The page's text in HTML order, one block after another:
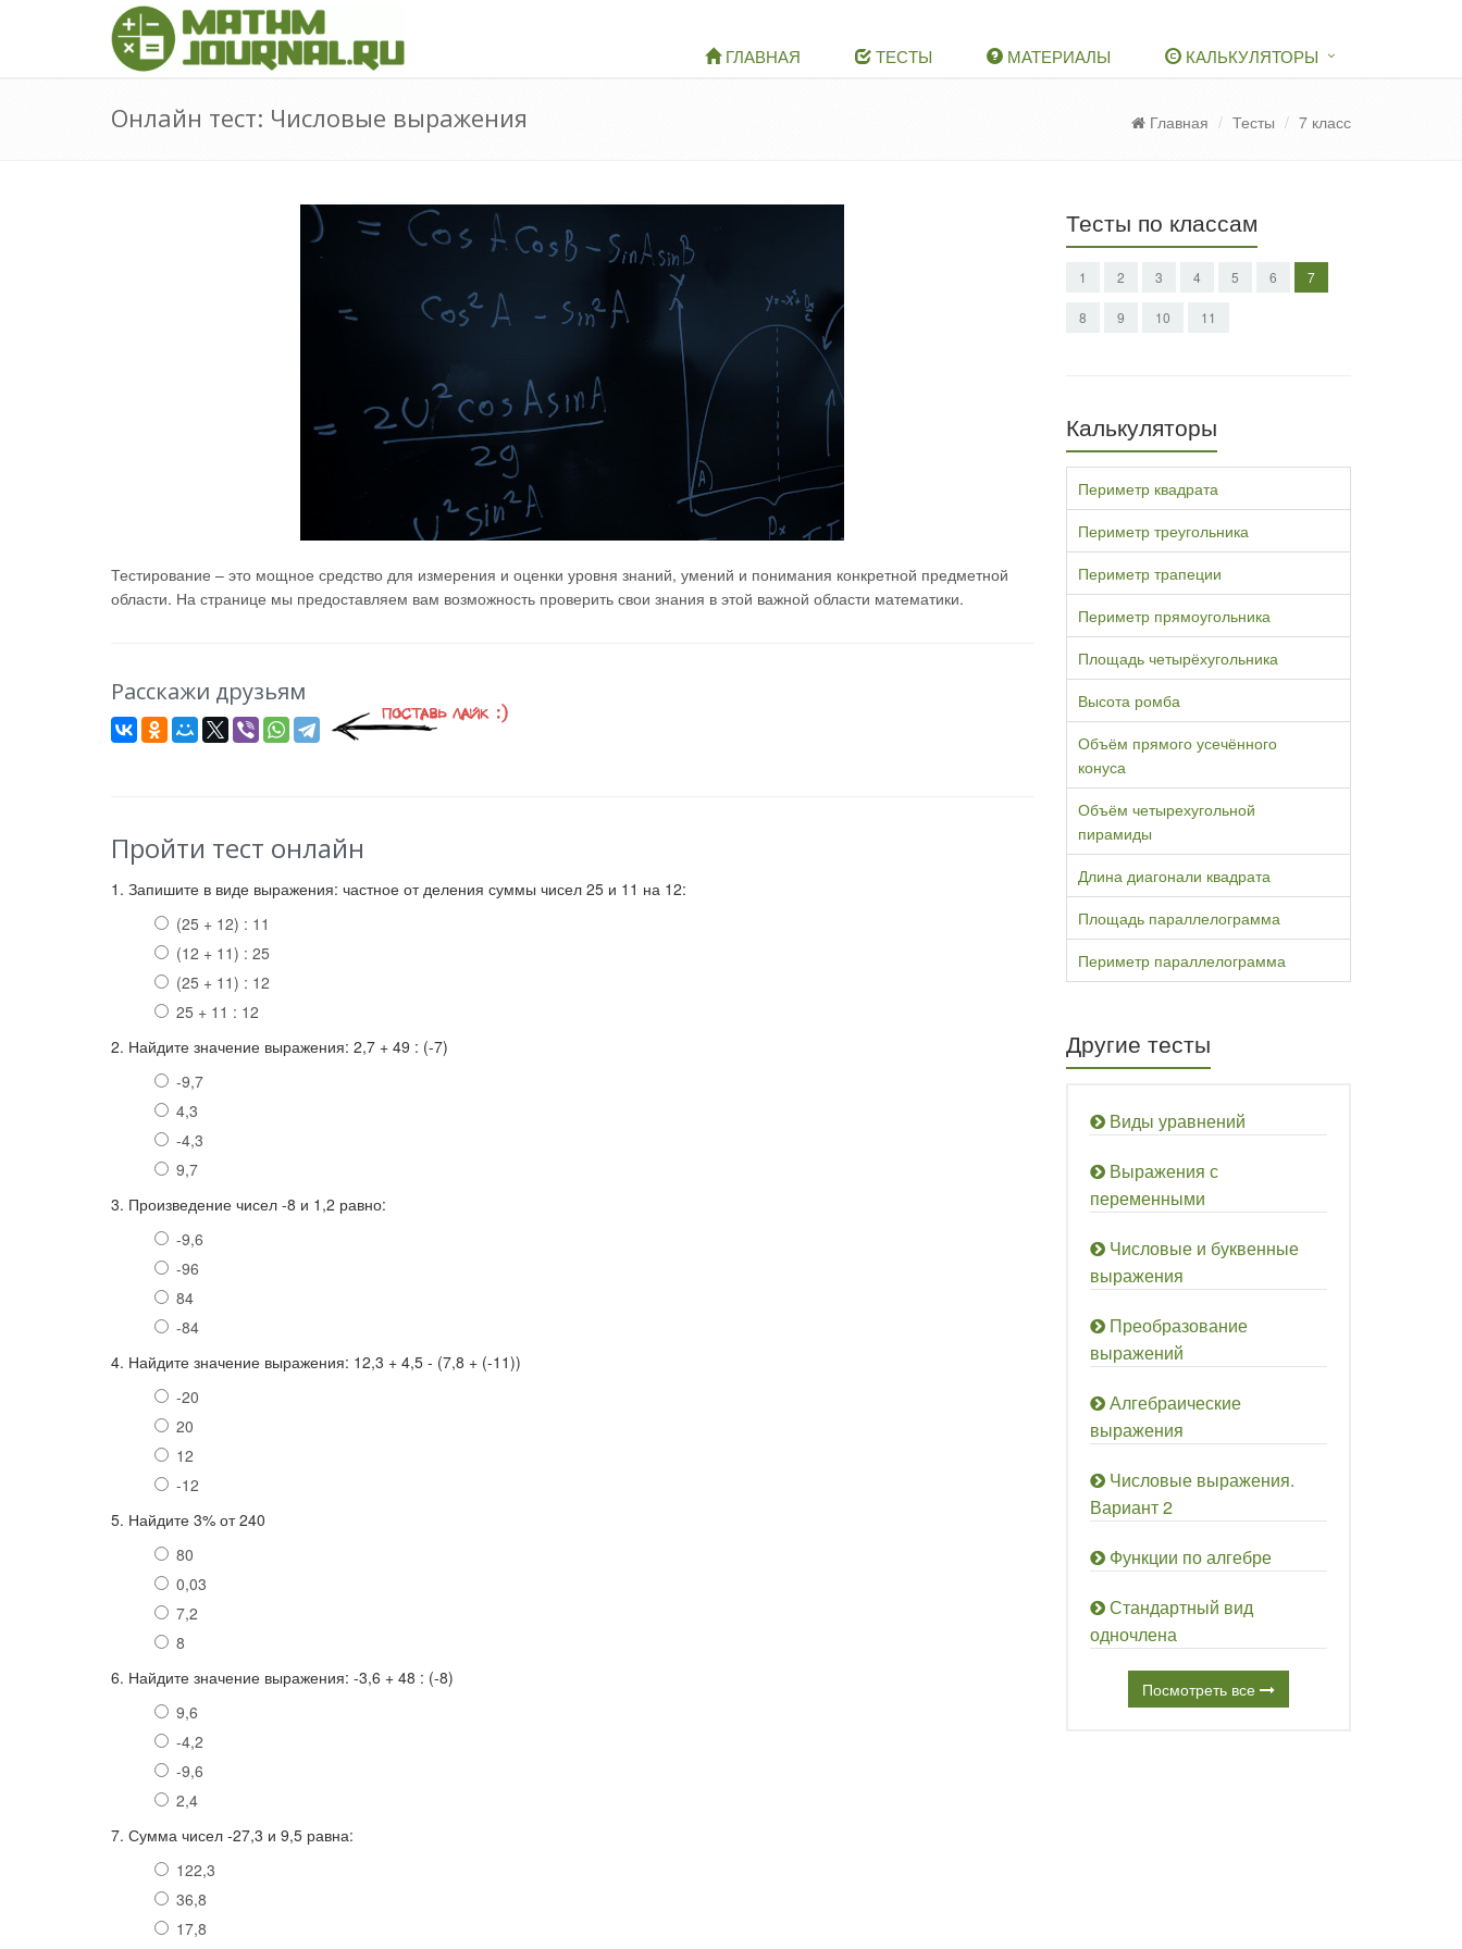
ГЛАВНАЯ ТЕСТЫ МАТЕРИАЛЫ КАЛЬКУЛЯТОРЫ
Онлайн тест: Числовые выражения Главная Тесты 7 класс
Тестирование – это мощное средство для измерения и оценки уровня знаний, умений и понимания конкретной предметной
области. На странице мы предоставляем вам возможность проверить свои знания в этой важной области математики.
Расскажи друзьям
Пройти тест онлайн
1. Запишите в виде выражения: частное от деления суммы чисел 25 и 11 на 12:
(25 + 12) : 11
(12 + 11) : 25
(25 + 11) : 12
25 + 11 : 12
2. Найдите значение выражения: 2,7 + 49 : (-7)
-9,7
4,3
-4,3
9,7
3. Произведение чисел -8 и 1,2 равно:
-9,6
-96
84
-84
4. Найдите значение выражения: 12,3 + 4,5 - (7,8 + (-11))
-20
20
12
-12
5. Найдите 3% от 240
80
0,03
7,2
8
6. Найдите значение выражения: -3,6 + 48 : (-8)
9,6
-4,2
-9,6
2,4
7. Сумма чисел -27,3 и 9,5 равна:
122,3
36,8
17,8
Тесты по классам
1 2 3 4 5 6 7
8 9 10 11
Калькуляторы
Периметр квадрата
Периметр треугольника
Периметр трапеции
Периметр прямоугольника
Площадь четырёхугольника
Высота ромба
Объём прямого усечённого
конуса
Объём четырехугольной
пирамиды
Длина диагонали квадрата
Площадь параллелограмма
Периметр параллелограмма
Другие тесты
Виды уравнений
Выражения с
переменными
Числовые и буквенные
выражения
Преобразование
выражений
Алгебраические
выражения
Числовые выражения.
Вариант 2
Функции по алгебре
Стандартный вид
одночлена
Посмотреть все